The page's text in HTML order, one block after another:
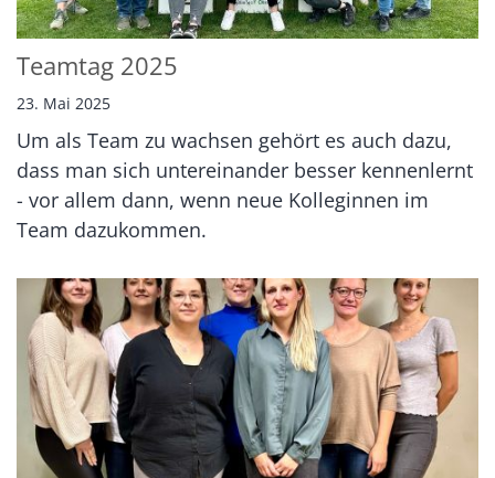
Teamtag 2025
23. Mai 2025
Um als Team zu wachsen gehört es auch dazu,
dass man sich untereinander besser kennenlernt
- vor allem dann, wenn neue Kolleginnen im
Team dazukommen.